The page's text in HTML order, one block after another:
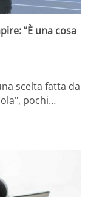
”È una cosa
scelta fatta da
pochi…